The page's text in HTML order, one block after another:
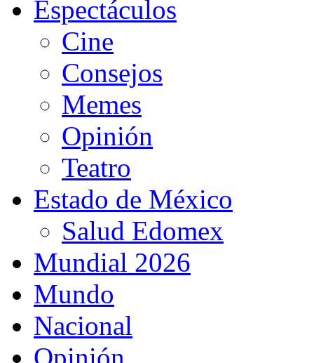
Espectáculos
Cine
Consejos
Memes
Opinión
Teatro
Estado de México
Salud Edomex
Mundial 2026
Mundo
Nacional
Opinión